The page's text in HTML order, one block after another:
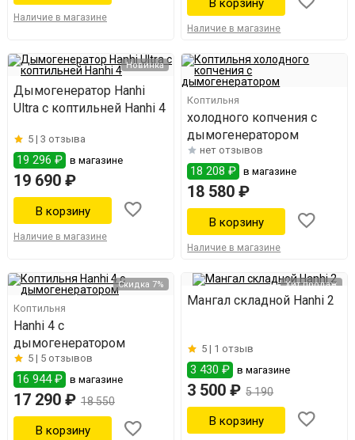
Наличие в магазине
Наличие в магазине
Новинка
Дымогенератор Hanhi
Ultra с коптильней Hanhi 4
5 | 3 отзыва
19 296 ₽ в магазине
19 690 ₽
Наличие в магазине
Коптильня
холодного копчения с
дымогенератором
нет отзывов
18 208 ₽ в магазине
18 580 ₽
Наличие в магазине
Скидка 7%
Коптильня
Hanhi 4 с
дымогенератором
5 | 5 отзывов
16 944 ₽ в магазине
17 290 ₽ 18 550
Хит продаж
Мангал складной Hanhi 2
5 | 1 отзыв
3 430 ₽ в магазине
3 500 ₽ 5 190